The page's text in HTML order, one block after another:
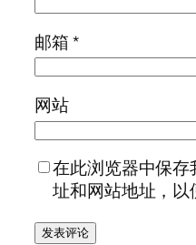
邮箱*
网站
在此浏览器中保
址和网站地址，以